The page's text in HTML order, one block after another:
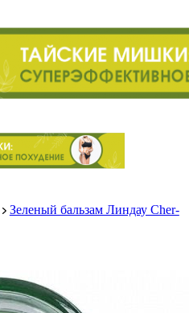
Зеленый бальзам Линдау Cher-